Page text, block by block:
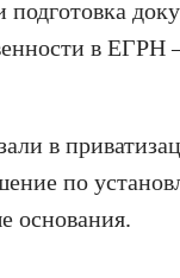
подготовка
в
в
по
основания.